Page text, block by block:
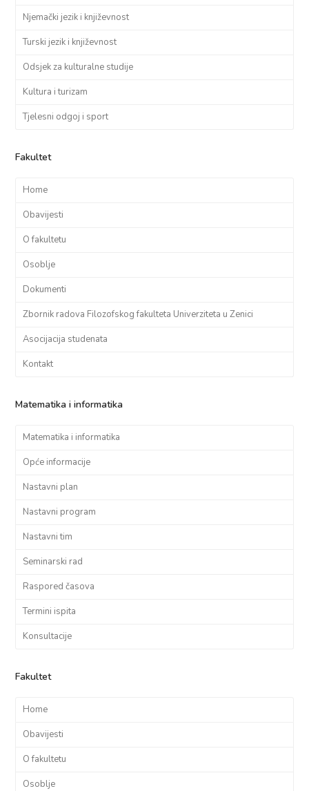
Njemački jezik i književnost
Turski jezik i književnost
Odsjek za kulturalne studije
Kultura i turizam
Tjelesni odgoj i sport
Fakultet
Home
Obavijesti
O fakultetu
Osoblje
Dokumenti
Zbornik radova Filozofskog fakulteta Univerziteta u Zenici
Asocijacija studenata
Kontakt
Matematika i informatika
Matematika i informatika
Opće informacije
Nastavni plan
Nastavni program
Nastavni tim
Seminarski rad
Raspored časova
Termini ispita
Konsultacije
Fakultet
Home
Obavijesti
O fakultetu
Osoblje